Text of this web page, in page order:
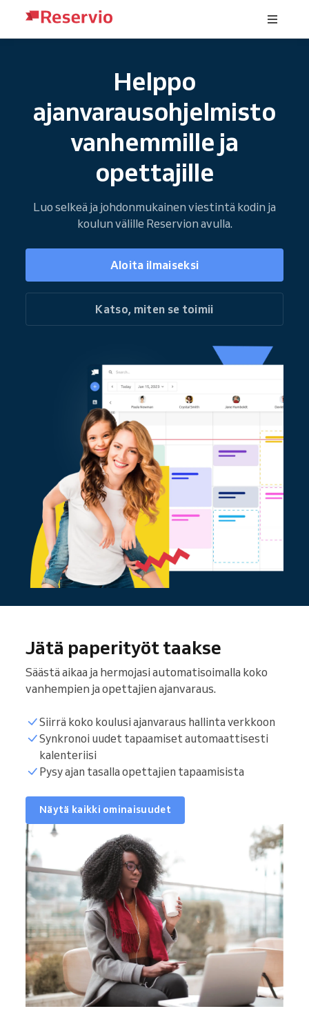
Helppo
ajanvarausohjelmisto
vanhemmille ja
opettajille
Luo selkeä ja johdonmukainen viestintä kodin ja
koulun välille Reservion avulla.
Aloita ilmaiseksi
Katso, miten se toimii
Jätä paperityöt taakse
Säästä aikaa ja hermojasi automatisoimalla koko
vanhempien ja opettajien ajanvaraus.
Siirrä koko koulusi ajanvaraus hallinta verkkoon
Synkronoi uudet tapaamiset automaattisesti
kalenteriisi
Pysy ajan tasalla opettajien tapaamisista
Näytä kaikki ominaisuudet